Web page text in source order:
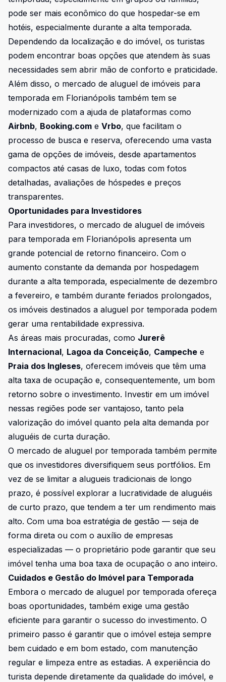
pode ser mais econômico do que hospedar-se em
hotéis, especialmente durante a alta temporada.
Dependendo da localização e do imóvel, os turistas
podem encontrar boas opções que atendem às suas
necessidades sem abrir mão de conforto e praticidade.
Além disso, o mercado de aluguel de imóveis para
temporada em Florianópolis também tem se
modernizado com a ajuda de plataformas como
Airbnb, Booking.com e Vrbo, que facilitam o
processo de busca e reserva, oferecendo uma vasta
gama de opções de imóveis, desde apartamentos
compactos até casas de luxo, todas com fotos
detalhadas, avaliações de hóspedes e preços
transparentes.
Oportunidades para Investidores
Para investidores, o mercado de aluguel de imóveis
para temporada em Florianópolis apresenta um
grande potencial de retorno financeiro. Com o
aumento constante da demanda por hospedagem
durante a alta temporada, especialmente de dezembro
a fevereiro, e também durante feriados prolongados,
os imóveis destinados a aluguel por temporada podem
gerar uma rentabilidade expressiva.
As áreas mais procuradas, como Jurerê
Internacional, Lagoa da Conceição, Campeche e
Praia dos Ingleses, oferecem imóveis que têm uma
alta taxa de ocupação e, consequentemente, um bom
retorno sobre o investimento. Investir em um imóvel
nessas regiões pode ser vantajoso, tanto pela
valorização do imóvel quanto pela alta demanda por
aluguéis de curta duração.
O mercado de aluguel por temporada também permite
que os investidores diversifiquem seus portfólios. Em
vez de se limitar a alugueis tradicionais de longo
prazo, é possível explorar a lucratividade de aluguéis
de curto prazo, que tendem a ter um rendimento mais
alto. Com uma boa estratégia de gestão — seja de
forma direta ou com o auxílio de empresas
especializadas — o proprietário pode garantir que seu
imóvel tenha uma boa taxa de ocupação o ano inteiro.
Cuidados e Gestão do Imóvel para Temporada
Embora o mercado de aluguel por temporada ofereça
boas oportunidades, também exige uma gestão
eficiente para garantir o sucesso do investimento. O
primeiro passo é garantir que o imóvel esteja sempre
bem cuidado e em bom estado, com manutenção
regular e limpeza entre as estadias. A experiência do
turista depende diretamente da qualidade do imóvel, e